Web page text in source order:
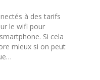
à des tarifs
le wifi pour
Si cela
mieux si on peut